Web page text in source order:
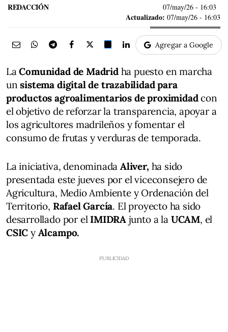
REDACCIÓN 07/may/26 - 16:03
Actualizado: 07/may/26 - 16:03
Agregar a Google
LaComunidad de Madridha puesto en marcha
unsistema digital de trazabilidad para
productos agroalimentarios de proximidadcon
el objetivo de reforzar la transparencia, apoyar a
los agricultores madrileños y fomentar el
consumo de frutas y verduras de temporada.
La iniciativa, denominada Aliver, ha sido
presentada este jueves por el viceconsejero de
Agricultura, Medio Ambiente y Ordenación del
Territorio, Rafael García. El proyecto ha sido
desarrollado por el IMIDRA junto a la UCAM, el
CSICy Alcampo.